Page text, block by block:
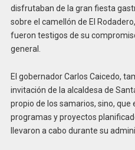
disfrutaban de la gran fiesta
sobre el camellón de El
fueron testigos de su
general.
El gobernador Carlos Caicedo,
invitación de la alcaldesa de
propio de los samarios, sino, que
programas y proyectos
llevaron a cabo durante su